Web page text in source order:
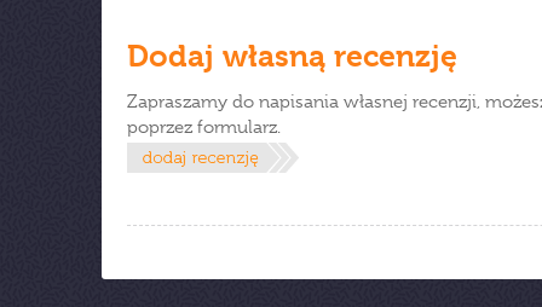
Dodaj własną recenzję
Zapraszamy do napisania własnej recenzji,
poprzez formularz.